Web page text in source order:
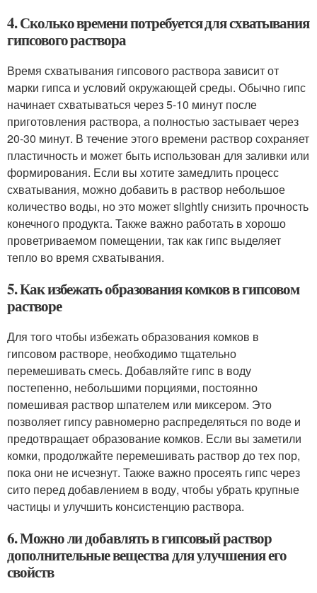
4. Сколько времени потребуется для схватывания
гипсового раствора
Время схватывания гипсового раствора зависит от
марки гипса и условий окружающей среды. Обычно гипс
начинает схватываться через 5-10 минут после
приготовления раствора, а полностью застывает через
20-30 минут. В течение этого времени раствор сохраняет
пластичность и может быть использован для заливки или
формирования. Если вы хотите замедлить процесс
схватывания, можно добавить в раствор небольшое
количество воды, но это может slightly снизить прочность
конечного продукта. Также важно работать в хорошо
проветриваемом помещении, так как гипс выделяет
тепло во время схватывания.
5. Как избежать образования комков в гипсовом
растворе
Для того чтобы избежать образования комков в
гипсовом растворе, необходимо тщательно
перемешивать смесь. Добавляйте гипс в воду
постепенно, небольшими порциями, постоянно
помешивая раствор шпателем или миксером. Это
позволяет гипсу равномерно распределяться по воде и
предотвращает образование комков. Если вы заметили
комки, продолжайте перемешивать раствор до тех пор,
пока они не исчезнут. Также важно просеять гипс через
сито перед добавлением в воду, чтобы убрать крупные
частицы и улучшить консистенцию раствора.
6. Можно ли добавлять в гипсовый раствор
дополнительные вещества для улучшения его
свойств